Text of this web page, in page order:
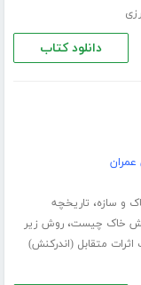
دانلود کتاب
و سازه، تاریخچه
خاک چیست،روش زیر
اثرات متقابل (اندرکنش)